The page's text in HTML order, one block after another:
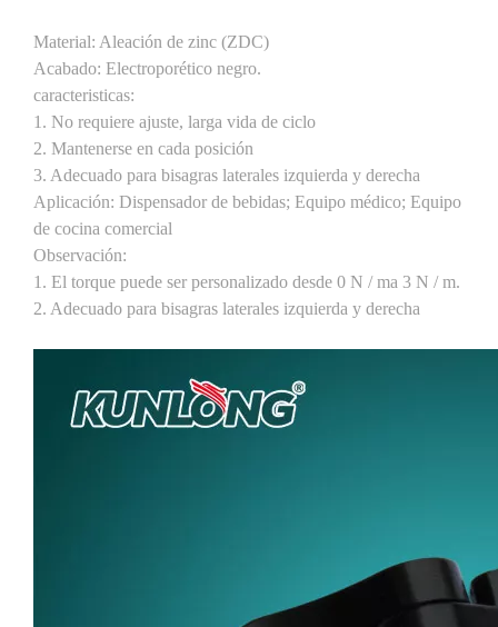
Material: Aleación de zinc (ZDC)
Acabado: Electroporético negro.
caracteristicas:
1. No requiere ajuste, larga vida de ciclo
2. Mantenerse en cada posición
3. Adecuado para bisagras laterales izquierda y derecha
Aplicación: Dispensador de bebidas; Equipo médico; Equipo
de cocina comercial
Observación:
1. El torque puede ser personalizado desde 0 N / ma 3 N / m.
2. Adecuado para bisagras laterales izquierda y derecha